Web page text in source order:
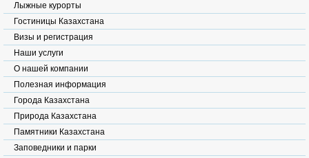
Лыжные курорты
Гостиницы Казахстана
Визы и регистрация
Наши услуги
О нашей компании
Полезная информация
Города Казахстана
Природа Казахстана
Памятники Казахстана
Заповедники и парки